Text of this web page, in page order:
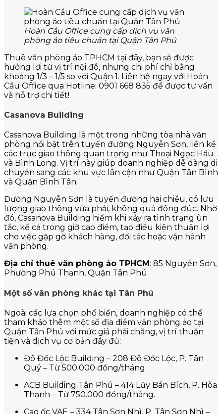
Hoàn Cầu Office cung cấp dịch vụ văn
phòng ảo tiêu chuẩn tại Quận Tân Phú
Thuê văn phòng ảo TPHCM tại đây, bạn sẽ được
hưởng lợi từ vị trí nội đô, nhưng chi phí chỉ bằng
khoảng 1/3 – 1/5 so với Quận 1. Liên hệ ngay với Hoàn
Cầu Office qua Hotline: 0901 668 835 để được tư vấn
và hỗ trợ chi tiết!
Casanova Building
Casanova Building là một trong những tòa nhà văn
phòng nổi bật trên tuyến đường Nguyễn Sơn, liền kề
các trục giao thông quan trọng như Thoại Ngọc Hầu
và Bình Long. Vị trí này giúp doanh nghiệp dễ dàng di
chuyển sang các khu vực lân cận như Quận Tân Bình
và Quận Bình Tân.
Đường Nguyễn Sơn là tuyến đường hai chiều, có lưu
lượng giao thông vừa phải, không quá đông đúc. Nhờ
đó, Casanova Building hiếm khi xảy ra tình trạng ùn
tắc, kể cả trong giờ cao điểm, tạo điều kiện thuận lợi
cho việc gặp gỡ khách hàng, đối tác hoặc vận hành
văn phòng.
Địa chỉ thuê văn phòng ảo TPHCM : 85 Nguyễn Sơn,
Phường Phú Thạnh, Quận Tân Phú
Một số văn phòng khác tại Tân Phú
Ngoài các lựa chọn phổ biến, doanh nghiệp có thể
tham khảo thêm một số địa điểm văn phòng ảo tại
Quận Tân Phú với mức giá phải chăng, vị trí thuận
tiện và dịch vụ cơ bản đầy đủ:
Đô Đốc Lộc Building – 208 Đô Đốc Lộc, P. Tân
Quý – Từ 500.000 đồng/tháng.
ACB Building Tân Phú – 414 Lũy Bán Bích, P. Hòa
Thạnh – Từ 750.000 đồng/tháng.
Cao ốc VAE – 334 Tân Sơn Nhì, P. Tân Sơn Nhì –